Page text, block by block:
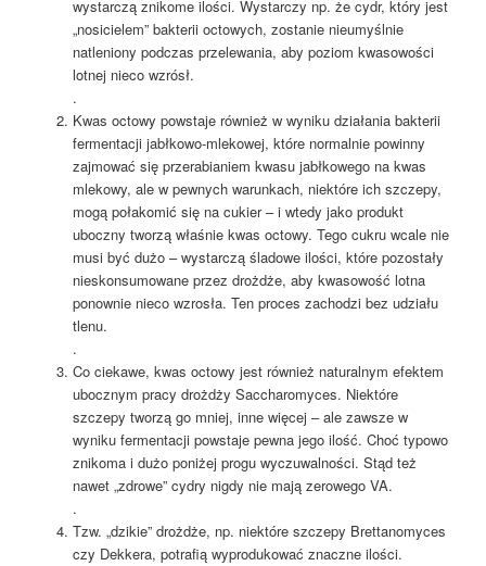
wystarczą znikome ilości. Wystarczy np. że cydr, który jest
„nosicielem” bakterii octowych, zostanie nieumyślnie
natleniony podczas przelewania, aby poziom kwasowości
lotnej nieco wzrósł.
.
Kwas octowy powstaje również w wyniku działania bakterii
fermentacji jabłkowo-mlekowej, które normalnie powinny
zajmować się przerabianiem kwasu jabłkowego na kwas
mlekowy, ale w pewnych warunkach, niektóre ich szczepy,
mogą połakomić się na cukier – i wtedy jako produkt
uboczny tworzą właśnie kwas octowy. Tego cukru wcale nie
musi być dużo – wystarczą śladowe ilości, które pozostały
nieskonsumowane przez drożdże, aby kwasowość lotna
ponownie nieco wzrosła. Ten proces zachodzi bez udziału
tlenu.
.
Co ciekawe, kwas octowy jest również naturalnym efektem
ubocznym pracy drożdży Saccharomyces. Niektóre
szczepy tworzą go mniej, inne więcej – ale zawsze w
wyniku fermentacji powstaje pewna jego ilość. Choć typowo
znikoma i dużo poniżej progu wyczuwalności. Stąd też
nawet „zdrowe” cydry nigdy nie mają zerowego VA.
.
Tzw. „dzikie” drożdże, np. niektóre szczepy Brettanomyces
czy Dekkera, potrafią wyprodukować znaczne ilości.